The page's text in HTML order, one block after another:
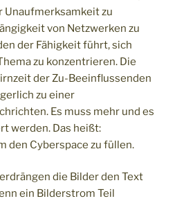
Unaufmerksamkeit zu
von Netzwerken zu
der Fähigkeit führt, sich
zu konzentrieren. Die
der Zu-Beeinflussenden
zu einer
Es muss mehr und es
werden. Das heißt:
den Cyberspace zu füllen.
die Bilder den Text
ein Bilderstrom Teil